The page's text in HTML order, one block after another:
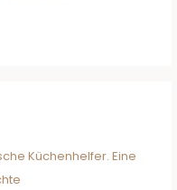
Küchenhelfer. Eine